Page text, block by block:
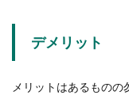
デメリット
メリットはあるもの